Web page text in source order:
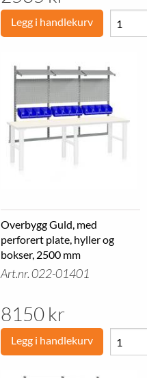
Legg i handlekurv
Overbygg Guld, med
perforert plate, hyller og
bokser, 2500 mm
Art.nr. 022-01401
8150 kr
Legg i handlekurv